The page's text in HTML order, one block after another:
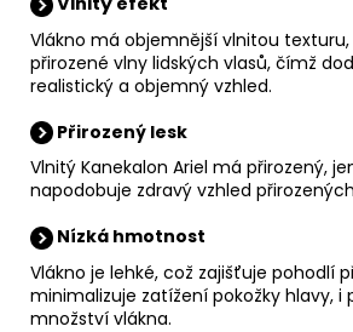
Vlákno má objemnější vlnitou
přirozené vlny lidských vlasů, čímž
realistický a objemný vzhled.
Přirozený lesk
Vlnitý Kanekalon Ariel má přirozený,
napodobuje zdravý vzhled
Nízká hmotnost
Vlákno je lehké, což zajišťuje pohodlí
minimalizuje zatížení pokožky hlavy, i
množství vlákna.